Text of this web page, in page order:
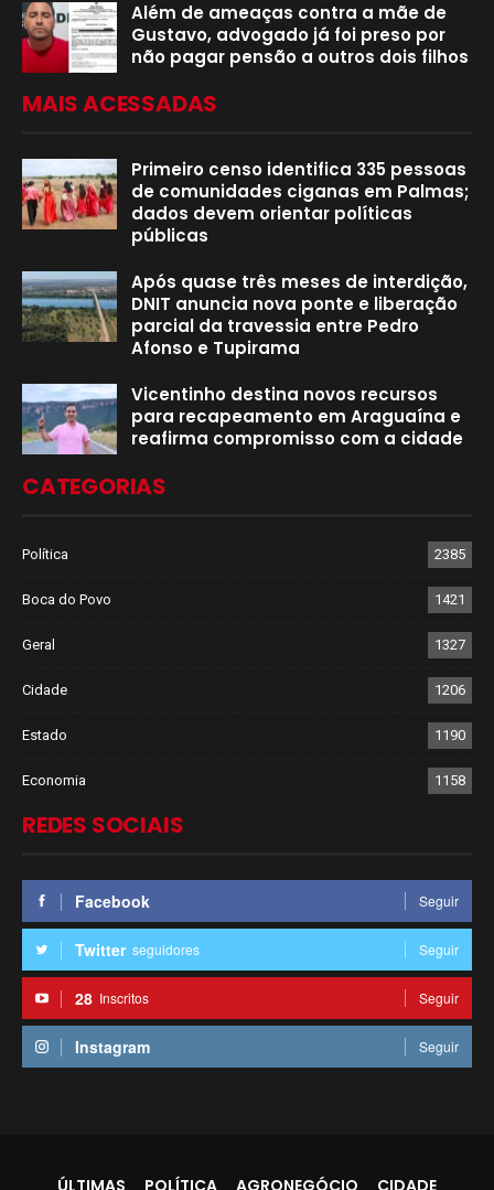
Além de ameaças contra a mãe de
Gustavo, advogado já foi preso por
não pagar pensão a outros dois filhos
MAIS ACESSADAS
Primeiro censo identifica 335 pessoas
de comunidades ciganas em Palmas;
dados devem orientar políticas
públicas
Após quase três meses de interdição,
DNIT anuncia nova ponte e liberação
parcial da travessia entre Pedro
Afonso e Tupirama
Vicentinho destina novos recursos
para recapeamento em Araguaína e
reafirma compromisso com a cidade
CATEGORIAS
Política 2385
Boca do Povo 1421
Geral 1327
Cidade 1206
Estado 1190
Economia 1158
REDES SOCIAIS
Facebook Seguir
Twitter seguidores Seguir
28 Inscritos Seguir
Instagram Seguir